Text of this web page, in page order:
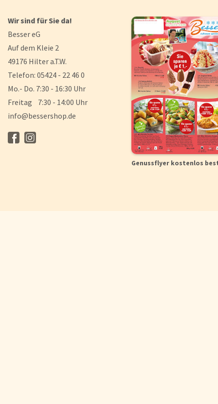
Wir sind für Sie da!
Besser eG
Auf dem Kleie 2
49176 Hilter a.T.W.
Telefon: 05424 - 22 46 0
Mo.- Do. 7:30 - 16:30 Uhr
Freitag 7:30 - 14:00 Uhr
info@bessershop.de
Genussflyer kostenlos